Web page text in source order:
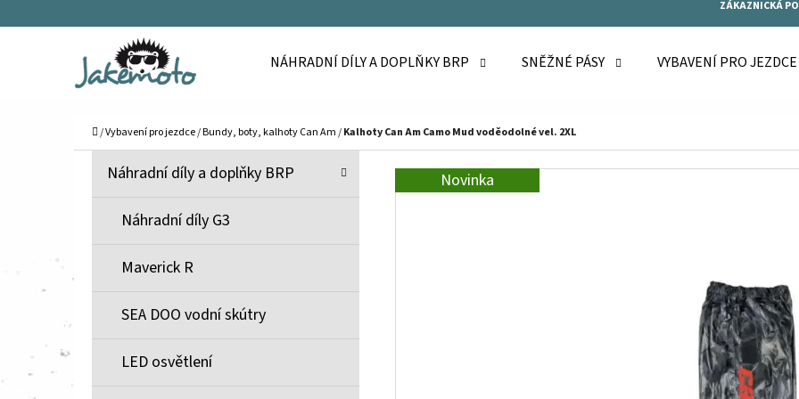
ZÁKAZNICKÁ
NÁHRADNÍ DÍLY A DOPLŇKY BRP SNĚŽNÉ PÁSY VYBAVENÍ PRO JEZDCE
Domů
/Vybavení pro jezdce/Bundy, boty, kalhoty Can Am/Kalhoty Can Am Camo Mud voděodolné vel. 2XL
R
Přeskočit
K Náhradní díly a doplňky BRP
Náhradní díly G3
Maverick R
SEA DOO vodní skútry
LED osvětlení
Novinka
obchodu
obchodu